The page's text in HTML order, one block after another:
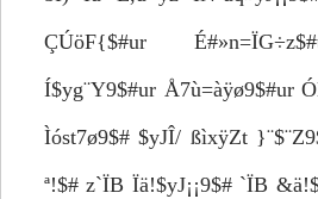
ÇÚöF{$#ur
Í$yg¨Y9$#ur Å7ù=àÿø9$#ur
Ìóst7ø9$# $yJÎ/ ßìxÿZt
ª!$# z`ÏB Ïä!$yJ¡¡9$# `ÏB